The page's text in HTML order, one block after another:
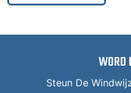
WORD
Steun De